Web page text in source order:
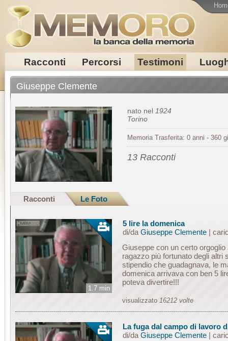
Racconti Percorsi Testimoni
Giuseppe Clemente
nato nel 1924
Torino
Memoria Trasferita: 0 anni - 360
13 Racconti
Racconti Le Foto
1.7 min
5 lire la domenica
di/da Giuseppe Clemente|
Giuseppe con un certo
ragazzo più fortunato degli altri
stipendio che guadagnava, le
domenica arrivava con ben 5
poteva divertire!!!
visualizzato 16212 volte
La fuga dal campo di lavoro
di/da Giuseppe Clemente|